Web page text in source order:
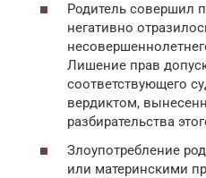
Родитель совершил
негативно
Лишение прав
соответствующего
вердиктом,
разбирательства
Злоупотребление
или материнскими